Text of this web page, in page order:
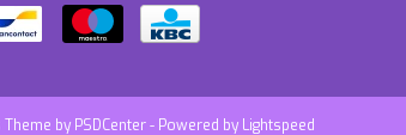
by PSDCenter- Powered by Lightspeed